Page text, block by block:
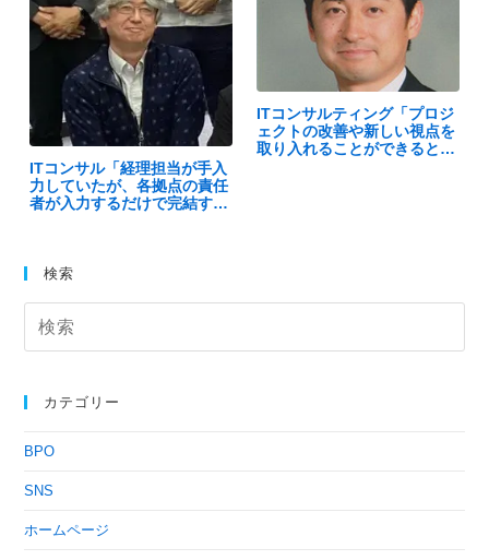
ITコンサル「経理担当が手入
力していたが、各拠点の責任
者が入力するだけで完結する
ITコンサルティング「プロジ
ェクトの改善や新しい視点を
取り入れることができると思
検索
カテゴリー
BPO
SNS
ホームページ